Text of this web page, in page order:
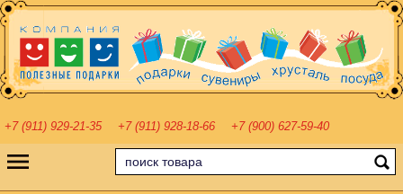
+7 (911) 929-21-35 +7 (911) 928-18-66 +7 (900) 627-59-40